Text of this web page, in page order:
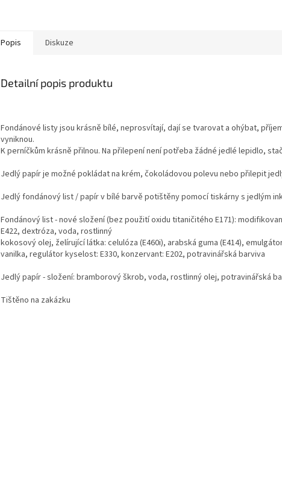
Popis Diskuze
Detailní popis produktu
Fondánové listy jsou krásně bílé, neprosvítají, dají se tvarovat a ohýbat,
vyniknou.
K perníčkům krásně přilnou. Na přilepení není potřeba žádné jedlé lepidlo,
Jedlý papír je možné pokládat na krém, čokoládovou polevu nebo přilepit
Jedlý fondánový list / papír v bílé barvě potištěny pomocí tiskárny s jedlým
Fondánový list - nové složení (bez použití oxidu titaničitého E171):
E422, dextróza, voda, rostlinný
kokosový olej, želírující látka: celulóza (E460i), arabská guma (E414),
vanilka, regulátor kyselost: E330, konzervant: E202, potravinářská barviva
Jedlý papír - složení: bramborový škrob, voda, rostlinný olej, potravinářská
Tištěno na zakázku